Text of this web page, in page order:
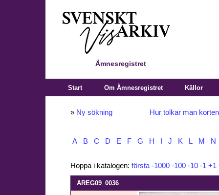
Ämnesregistret
Start Om Ämnesregistret Källor
» Ny sökning Hur tolkar man
A B C D E F G H J K L M N
Hoppa i katalogen: första -1000 -100 -10 -1 +1
AREG09_0036